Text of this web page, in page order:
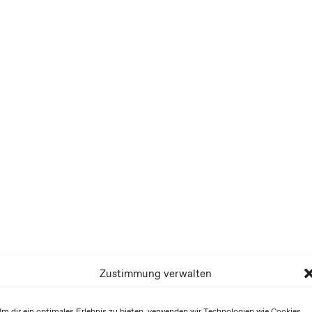
Zustimmung verwalten